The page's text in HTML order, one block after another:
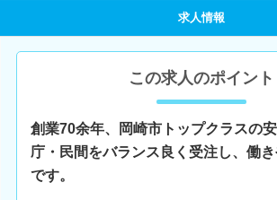
求人情報
この求人のポイント
創業70余年、岡崎市トップクラスの
庁・民間をバランス良く受注し、働
です。